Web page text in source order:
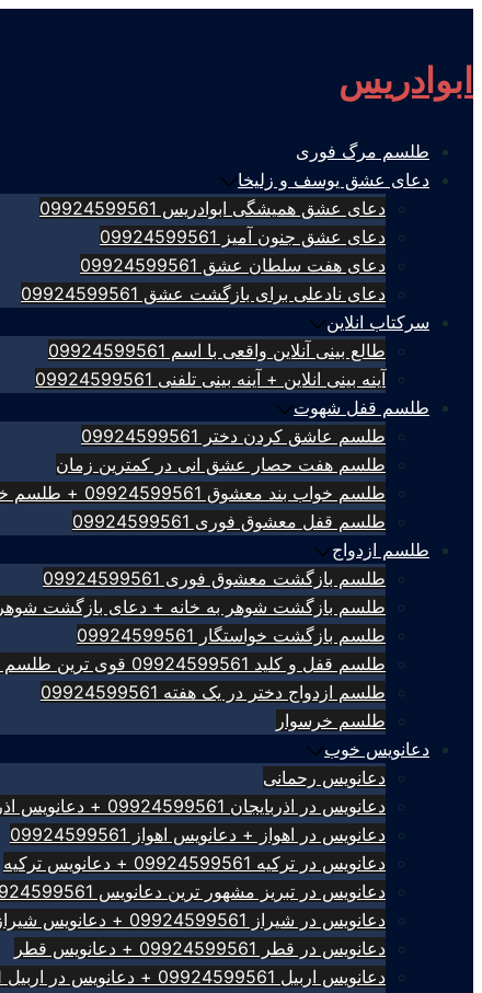
content
ابوادریس
طلسم مرگ فوری
دعای عشق یوسف و زلیخا
دعای عشق همیشگی ابوادریس 09924599561
دعای عشق جنون آمیز 09924599561
دعای هفت سلطان عشق 09924599561
دعای نادعلی برای بازگشت عشق 09924599561
سرکتاب انلاین
طالع بینی آنلاین واقعی با اسم 09924599561
آینه بینی انلاین + آینه بینی تلفنی 09924599561
طلسم قفل شهوت
طلسم عاشق کردن دختر 09924599561
طلسم هفت حصار عشق انی در کمترین زمان
طلسم خواب بند معشوق 09924599561 + طلسم خواب بند
طلسم قفل معشوق فوری 09924599561
طلسم ازدواج
طلسم بازگشت معشوق فوری 09924599561
طلسم بازگشت شوهر به خانه + دعای بازگشت شوهر 09924599561
طلسم بازگشت خواستگار 09924599561
طلسم قفل و کلید 09924599561 قوی ترین طلسم قفل کلید
طلسم ازدواج دختر در یک هفته 09924599561
طلسم خرسوار
دعانویس خوب
دعانویس رحمانی
دعانویس در اذربایجان 09924599561 + دعانویس اذربایجان
دعانویس در اهواز + دعانویس اهواز 09924599561
دعانویس در ترکیه 09924599561 + دعانویس ترکیه
دعانویس در تبریز مشهور ترین دعانویس 09924599561
دعانویس در شیراز 09924599561 + دعانویس شیراز
دعانویس در قطر 09924599561 + دعانویس قطر
دعانویس اربیل 09924599561 + دعانویس در اربیل 09924599561